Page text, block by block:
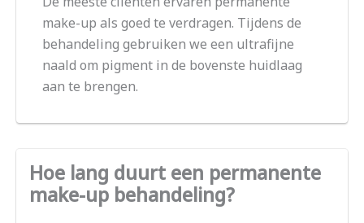
make-up als goed te verdragen. Tijdens de
behandeling gebruiken we een ultrafijne
naald om pigment in de bovenste huidlaag
aan te brengen.
Hoe lang duurt een permanente
make-up behandeling?